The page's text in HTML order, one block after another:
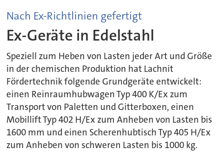
Nach Ex-Richtlinien gefertigt
Ex-Geräte in Edelstahl
Speziell zum Heben von Lasten jeder Art und Größe
in der chemischen Produktion hat Lachnit
Fördertechnik folgende Grundgeräte entwickelt:
einen Reinraumhubwagen Typ 400 K/Ex zum
Transport von Paletten und Gitterboxen, einen
Mobillift Typ 402 H/Ex zum Anheben von Lasten bis
1600 mm und einen Scherenhubtisch Typ 405 H/Ex
zum Anheben von schweren Lasten bis 1000 kg.